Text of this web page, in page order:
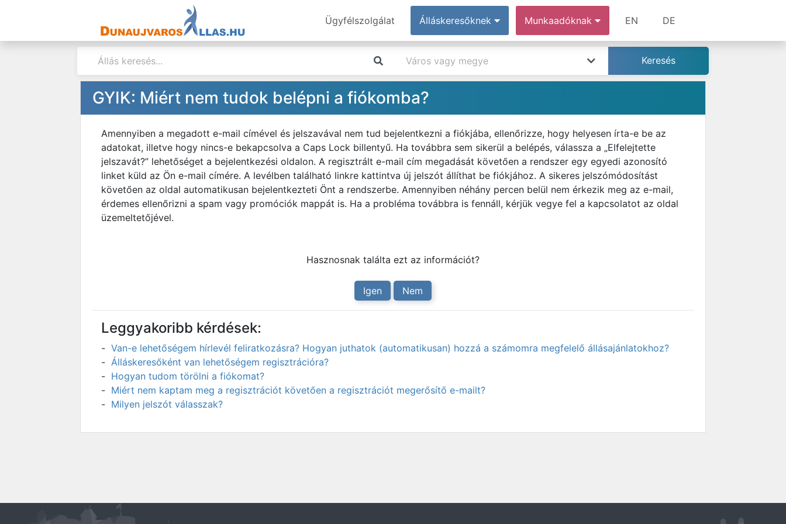
Ügyfélszolgálat Álláskeresőknek Munkaadóknak EN DE
GYIK: Miért nem tudok belépni a fiókomba?
Amennyiben a megadott e-mail címével és jelszavával nem tud bejelentkezni a fiókjába, ellenőrizze, hogy helyesen írta-e be az
adatokat, illetve hogy nincs-e bekapcsolva a Caps Lock billentyű. Ha továbbra sem sikerül a belépés, válassza a „Elfelejtette
jelszavát?” lehetőséget a bejelentkezési oldalon. A regisztrált e-mail cím megadását követően a rendszer egy egyedi azonosító
linket küld az Ön e-mail címére. A levélben található linkre kattintva új jelszót állíthat be fiókjához. A sikeres jelszómódosítást
követően az oldal automatikusan bejelentkezteti Önt a rendszerbe. Amennyiben néhány percen belül nem érkezik meg az e-mail,
érdemes ellenőrizni a spam vagy promóciók mappát is. Ha a probléma továbbra is fennáll, kérjük vegye fel a kapcsolatot az oldal
üzemeltetőjével.
Hasznosnak találta ezt az információt?
Igen Nem
Leggyakoribb kérdések:
Van-e lehetőségem hírlevél feliratkozásra? Hogyan juthatok (automatikusan) hozzá a számomra megfelelő állásajánlatokhoz?
Álláskeresőként van lehetőségem regisztrációra?
Hogyan tudom törölni a fiókomat?
Miért nem kaptam meg a regisztrációt követően a regisztrációt megerősítő e-mailt?
Milyen jelszót válasszak?